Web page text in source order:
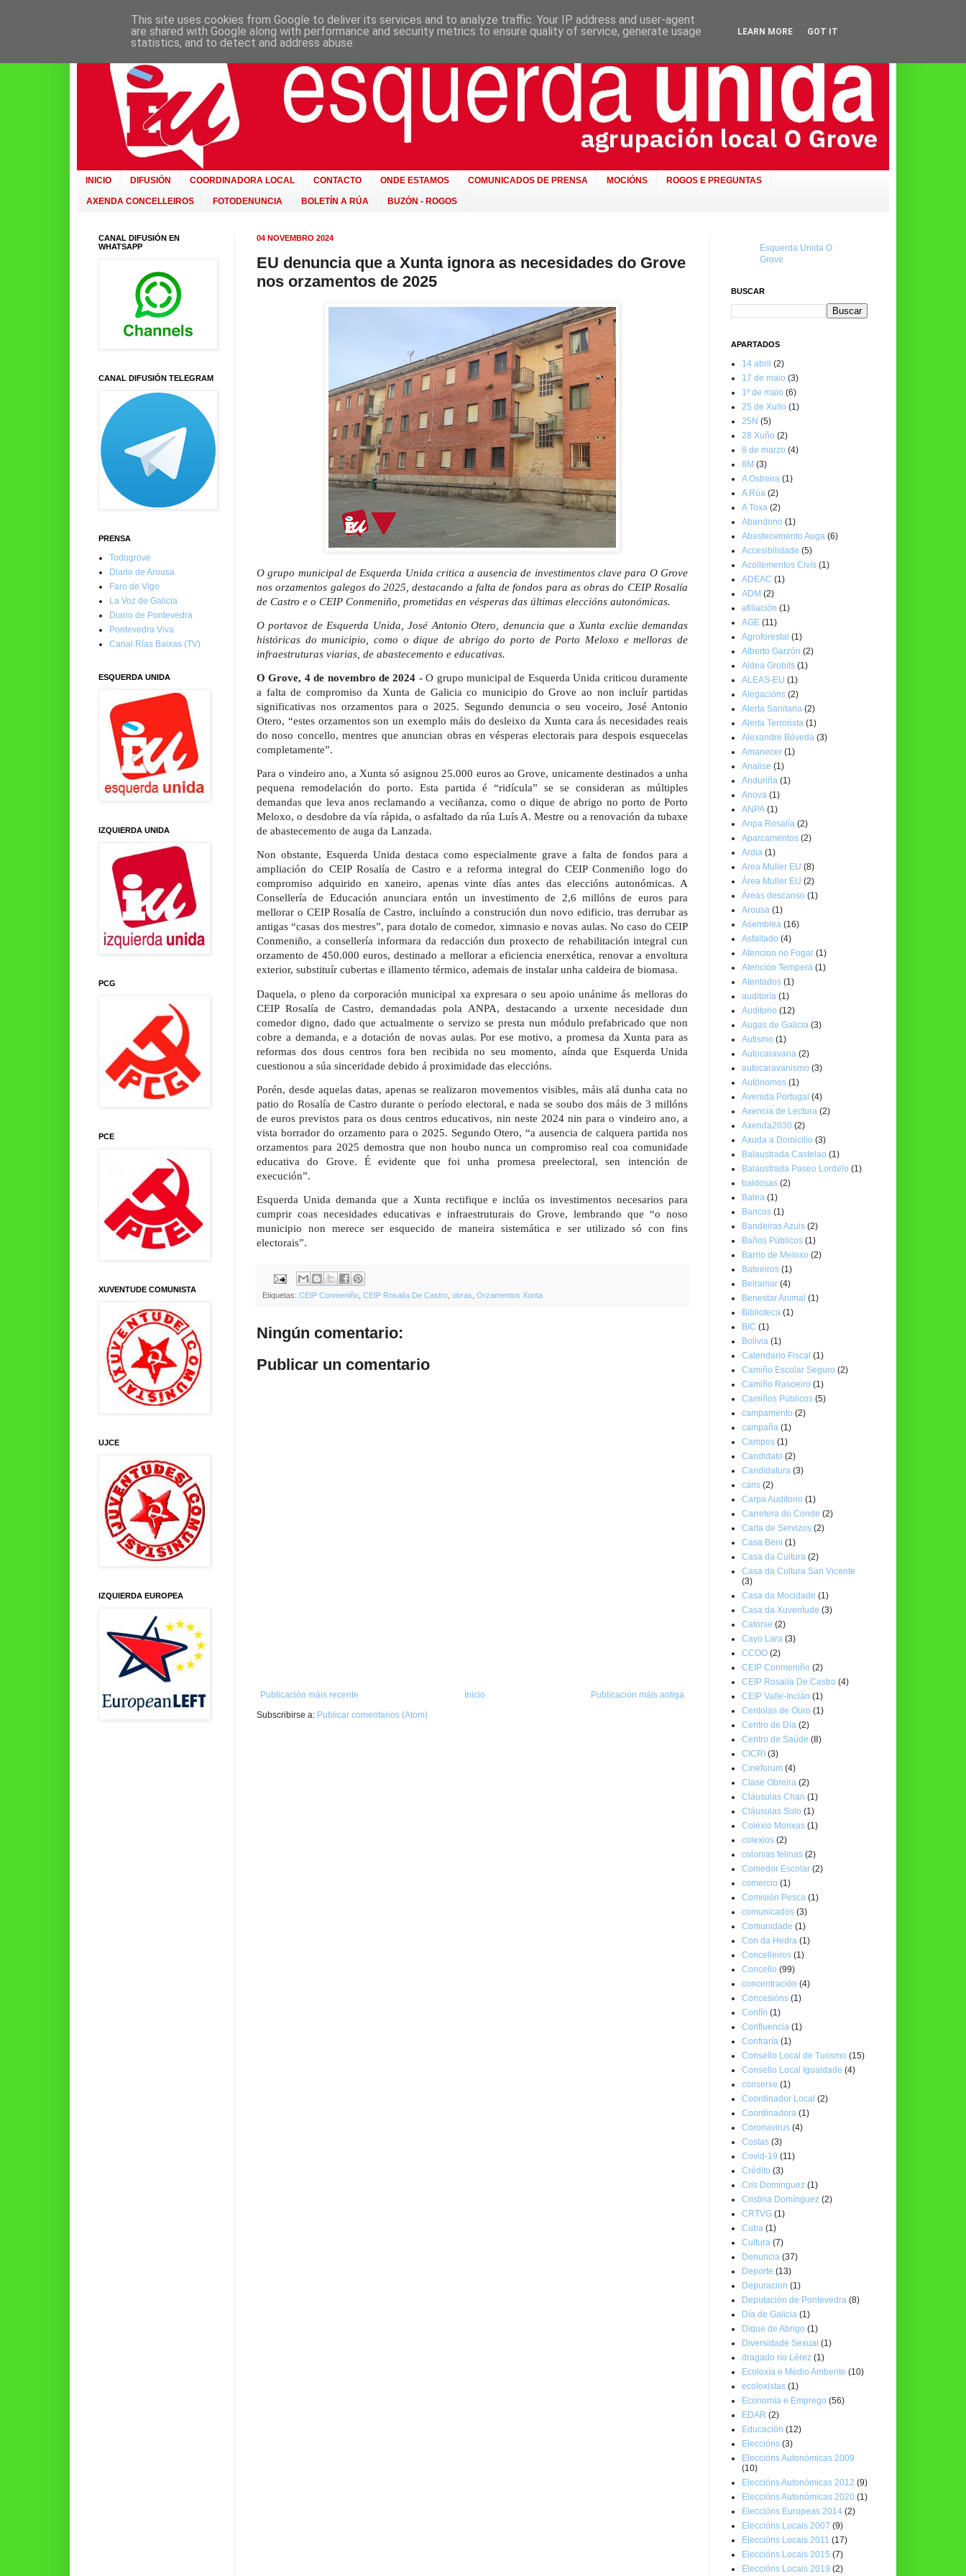
INICIO DIFUSIÓN COORDINADORA LOCAL CONTACTO ONDE ESTAMOS COMUNICADOS DE PRENSA MOCIÓNS ROGOS E PREGUNTAS
AXENDA CONCELLEIROS FOTODENUNCIA BOLETÍN A RÚA BUZÓN - ROGOS
04 NOVEMBRO 2024
EU denuncia que a Xunta ignora as necesidades do Grove
nos orzamentos de 2025
O grupo municipal de Esquerda Unida critica a ausencia de investimentos clave para O Grove
nos orzamentos galegos do 2025, destacando a falta de fondos para as obras do CEIP Rosalía
de Castro e o CEIP Conmeniño, prometidas en vésperas das últimas eleccións autonómicas.
O portavoz de Esquerda Unida, José Antonio Otero, denuncia que a Xunta exclúe demandas
históricas do municipio, como o dique de abrigo do porto de Porto Meloxo e melloras de
infraestruturas viarias, de abastecemento e educativas.
O Grove, 4 de novembro de 2024 -O grupo municipal de Esquerda Unida criticou duramente
a falta de compromiso da Xunta de Galicia co municipio do Grove ao non incluír partidas
significativas nos orzamentos para o 2025. Segundo denuncia o seu voceiro, José Antonio
Otero, “estes orzamentos son un exemplo máis do desleixo da Xunta cara ás necesidades reais
do noso concello, mentres que anuncian obras en vésperas electorais para despois esquecelas
completamente”.
Para o vindeiro ano, a Xunta só asignou 25.000 euros ao Grove, unicamente destinados a unha
pequena remodelación do porto. Esta partida é “ridícula” se se consideran as múltiples
demandas que leva anos reclamando a veciñanza, como o dique de abrigo no porto de Porto
Meloxo, o desdobre da vía rápida, o asfaltado da rúa Luís A. Mestre ou a renovación da tubaxe
de abastecemento de auga da Lanzada.
Non obstante, Esquerda Unida destaca como especialmente grave a falta de fondos para a
ampliación do CEIP Rosalía de Castro e a reforma integral do CEIP Conmeniño logo do
compromiso adquirido en xaneiro, apenas vinte días antes das eleccións autonómicas. A
Consellería de Educación anunciara entón un investimento de 2,6 millóns de euros para
mellorar o CEIP Rosalía de Castro, incluíndo a construción dun novo edificio, tras derrubar as
antigas “casas dos mestres”, para dotalo de comedor, ximnasio e novas aulas. No caso do CEIP
Conmeniño, a consellería informara da redacción dun proxecto de rehabilitación integral cun
orzamento de 450.000 euros, destinado a mellorar a eficiencia enerxética, renovar a envoltura
exterior, substituír cubertas e illamento térmico, ademais de instalar unha caldeira de biomasa.
Daquela, o pleno da corporación municipal xa expresara o seu apoio unánime ás melloras do
CEIP Rosalía de Castro, demandadas pola ANPA, destacando a urxente necesidade dun
comedor digno, dado que actualmente o servizo se presta nun módulo prefabricado que non
cobre a demanda, e a dotación de novas aulas. Por ese motivo, a promesa da Xunta para as
reformas dos dous centros fora ben recibida no seu momento, aínda que Esquerda Unida
cuestionou a súa sinceridade debido á proximidade das eleccións.
Porén, desde aquelas datas, apenas se realizaron movementos visibles, máis alá dunha cata no
patio do Rosalía de Castro durante o período electoral, e nada se soubo dos máis de 3 millóns
de euros previstos para os dous centros educativos, nin neste 2024 nin para o vindeiro ano, a
vista borrador do orzamento para o 2025. Segundo Otero, “a ausencia de calquera partida nos
orzamentos para 2025 demostra que non houbo nunca un compromiso real coa comunidade
educativa do Grove. É evidente que foi unha promesa preelectoral, sen intención de
execución”.
Esquerda Unida demanda que a Xunta rectifique e inclúa os investimentos necesarios para
cumprir coas necesidades educativas e infraestruturais do Grove, lembrando que “o noso
municipio non merece ser esquecido de maneira sistemática e ser utilizado só con fins
electorais”.
Etiquetas: CEIP Conmeniño CEIP Rosalía De Castro obras Orzamentos Xunta
Ningún comentario:
Publicar un comentario
Publicación máis recente Publicación máis antiga
Inicio
Subscribirse a: Publicar comentarios (Atom)
CANAL DIFUSIÓN EN
WHATSAPP
CANAL DIFUSIÓN TELEGRAM
PRENSA
Todogrove
Diario de Arousa
Faro de Vigo
La Voz de Galicia
Diario de Pontevedra
Pontevedra Viva
Canal Rías Baixas (TV)
ESQUERDA UNIDA
IZQUIERDA UNIDA
PCG
PCE
XUVENTUDE COMUNISTA
UJCE
IZQUIERDA EUROPEA
Esquerda Unida O
Grove
BUSCAR
APARTADOS
14 abril (2)
17 de maio (3)
1º de maio (6)
25 de Xullo (1)
25N (5)
28 Xuño (2)
8 de marzo (4)
8M (3)
A Ostreira (1)
A Rúa (2)
A Toxa (2)
Abandono (1)
Abastecemento Auga (6)
Accesibilidade (5)
Acollementos Civís (1)
ADEAC (1)
ADM (2)
afiliación (1)
AGE (11)
Agroforestal (1)
Alberto Garzón (2)
Aldea Grobits (1)
ALEAS-EU (1)
Alegacións (2)
Alerta Sanitaria (2)
Alerta Terrorista (1)
Alexandre Bóveda (3)
Amanecer (1)
Analise (1)
Anduriña (1)
Anova (1)
ANPA (1)
Anpa Rosalía (2)
Aparcamentos (2)
Ardia (1)
Area Muller EU (8)
Área Muller EU (2)
Áreas descanso (1)
Arousa (1)
Asemblea (16)
Asfaltado (4)
Atencion no Fogar (1)
Atención Temperá (1)
Atentados (1)
auditoría (1)
Auditorio (12)
Augas de Galicia (3)
Autismo (1)
Autocaravana (2)
autocaravanismo (3)
Autónomos (1)
Avenida Portugal (4)
Axencia de Lectura (2)
Axenda2030 (2)
Axuda a Domicilio (3)
Balaustrada Castelao (1)
Balaustrada Paseo Lordelo (1)
baldosas (2)
Balea (1)
Bancos (1)
Bandeiras Azuis (2)
Baños Públicos (1)
Barrio de Meloxo (2)
Bateeiros (1)
Beiramar (4)
Benestar Animal (1)
Biblioteca (1)
BIC (1)
Bolivia (1)
Calendario Fiscal (1)
Camiño Escolar Seguro (2)
Camiño Rasoeiro (1)
Camiños Públicos (5)
campamento (2)
campaña (1)
Campos (1)
Candidato (2)
Candidatura (3)
cans (2)
Carpa Auditorio (1)
Carretera do Conde (2)
Carta de Servizos (2)
Casa Beni (1)
Casa da Cultura (2)
Casa da Cultura San Vicente
(3)
Casa da Mocidade (1)
Casa da Xuventude (3)
Catorse (2)
Cayo Lara (3)
CCOO (2)
CEIP Conmeniño (2)
CEIP Rosalía De Castro (4)
CEIP Valle-Inclán (1)
Centolas de Ouro (1)
Centro de Día (2)
Centro de Saúde (8)
CICRI (3)
Cineforum (4)
Clase Obreira (2)
Cláusulas Chan (1)
Cláusulas Solo (1)
Colexio Monxas (1)
colexios (2)
colonias felinas (2)
Comedor Escolar (2)
comercio (1)
Comisión Pesca (1)
comunicados (3)
Comunidade (1)
Con da Hedra (1)
Concelleiros (1)
Concello (99)
concentración (4)
Concesións (1)
Confín (1)
Confluencia (1)
Confraría (1)
Consello Local de Turismo (15)
Consello Local Igualdade (4)
conserxe (1)
Coordinador Local (2)
Coordinadora (1)
Coronavirus (4)
Costas (3)
Covid-19 (11)
Crédito (3)
Cris Dominguez (1)
Cristina Domínguez (2)
CRTVG (1)
Cuba (1)
Cultura (7)
Denuncia (37)
Deporte (13)
Depuracion (1)
Deputación de Pontevedra (8)
Día de Galicia (1)
Dique de Abrigo (1)
Diversidade Sexual (1)
dragado río Lérez (1)
Ecoloxía e Medio Ambente (10)
ecoloxistas (1)
Economía e Emprego (56)
EDAR (2)
Educación (12)
Eleccións (3)
Eleccións Autonómicas 2009
(10)
Eleccións Autonómicas 2012 (9)
Eleccións Autonómicas 2020 (1)
Eleccións Europeas 2014 (2)
Eleccións Locais 2007 (9)
Eleccións Locais 2011 (17)
Eleccións Locais 2015 (7)
Eleccións Locais 2019 (2)
This site uses cookies from Google to deliver its services and to analyze traffic. Your IP address and user-agent
are shared with Google along with performance and security metrics to ensure quality of service, generate usage
statistics, and to detect and address abuse.
LEARN MORE GOT IT